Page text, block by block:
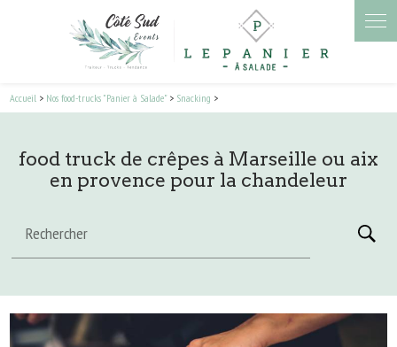
Accueil > Nos food-trucks "Panier à Salade"> Snacking >
food truck de crêpes à Marseille ou aix
en provence pour la chandeleur
Rechercher